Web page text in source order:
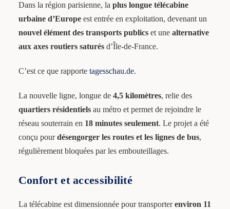
Dans la région parisienne, la plus longue télécabine
urbaine d’Europeest entrée en exploitation, devenant un
nouvel élément des transports publicset une alternative
aux axes routiers saturésd’Île-de-France.
C’est ce que rapporte tagesschau.de.
La nouvelle ligne, longue de 4,5 kilomètres, relie des
quartiers résidentielsau métro et permet de rejoindre le
réseau souterrain en 18 minutes seulement. Le projet a été
conçu pourdésengorger les routes et les lignes de bus,
régulièrement bloquées par les embouteillages.
Confort et accessibilité
La télécabine est dimensionnée pour transporterenviron 11